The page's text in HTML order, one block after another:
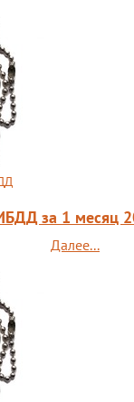
за 1 месяц
Далее...